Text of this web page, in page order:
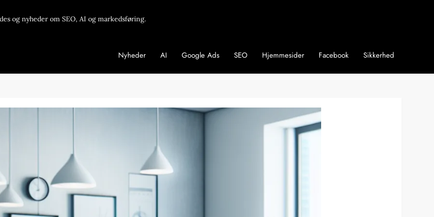
og nyheder om SEO, AI og markedsføring.
Nyheder AI Google Ads SEO Hjemmesider Facebook Sikkerhed